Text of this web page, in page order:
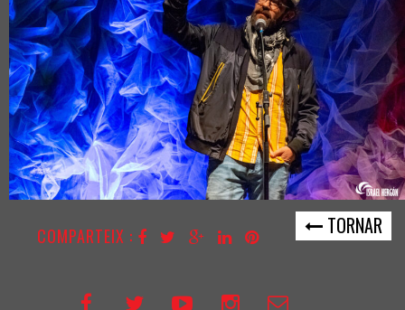
TORNAR
COMPARTEIX :